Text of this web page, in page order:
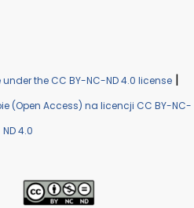
the CC BY-NC-ND 4.0 license|
(Open Access) na licencji CC BY-NC-
ND 4.0